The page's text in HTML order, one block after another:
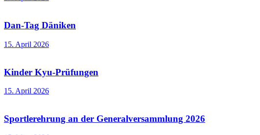
Dan-Tag Däniken
15. April 2026
Kinder Kyu-Prüfungen
15. April 2026
Sportlerehrung an der Generalversammlung 2026